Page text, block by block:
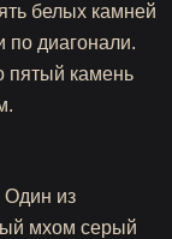
белых камней
по диагонали.
пятый камень
Один из
мхом серый